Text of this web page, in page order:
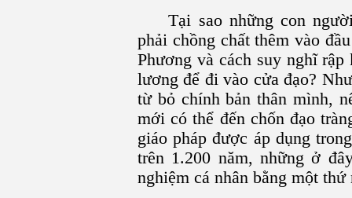
Tại sao những con
phải chồng chất thêm vào
Phương và cách suy nghĩ
lương để đi vào cửa đạo?
từ bỏ chính bản thân mình,
mới có thể đến chốn đạo
giáo pháp được áp dụng
trên 1.200 năm, những ở
nghiệm cá nhân bằng một